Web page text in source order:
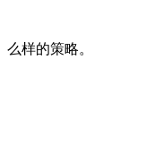
么样的策略。